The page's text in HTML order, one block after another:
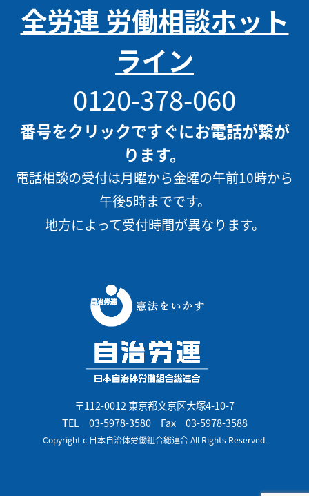
全労連 労働相談ホット
ライン
0120-378-060
番号をクリックですぐにお電話が繋が
ります。
電話相談の受付は月曜から金曜の午前10時から
午後5時までです。
地方によって受付時間が異なります。
〒112-0012 東京都文京区大塚4-10-7
TEL 03-5978-3580Fax 03-5978-3588
Copyright c 日本自治体労働組合総連合 All Rights Reserved.